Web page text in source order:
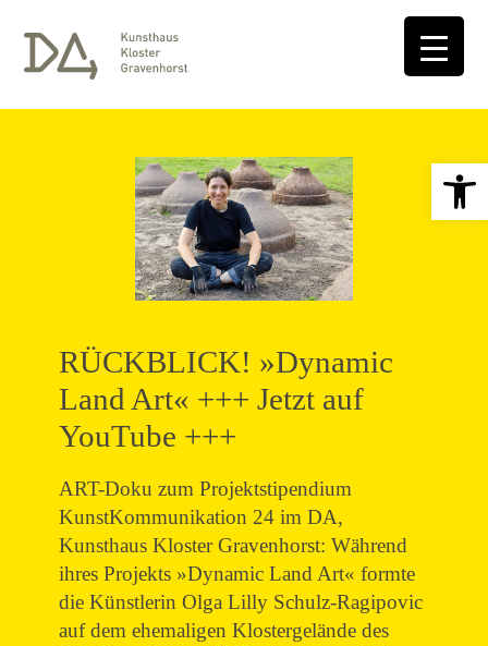
RÜCKBLICK! »Dynamic
Land Art« +++ Jetzt auf
YouTube +++
ART-Doku zum Projektstipendium
KunstKommunikation 24 im DA,
Kunsthaus Kloster Gravenhorst: Während
ihres Projekts »Dynamic Land Art« formte
die Künstlerin Olga Lilly Schulz-Ragipovic
auf dem ehemaligen Klostergelände des